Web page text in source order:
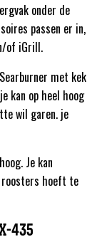
onder de
passen er in,
of iGrill.
met kek
kan op heel hoog
wil garen. je
Je kan
roosters hoeft te
435